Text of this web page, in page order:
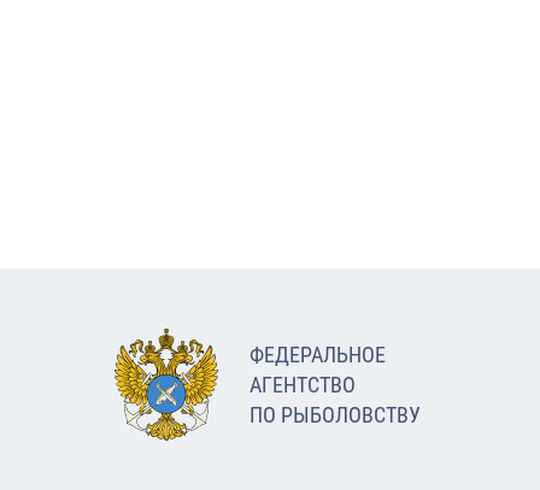
ФЕДЕРАЛЬНОЕ
АГЕНТСТВО
ПО РЫБОЛОВСТВУ